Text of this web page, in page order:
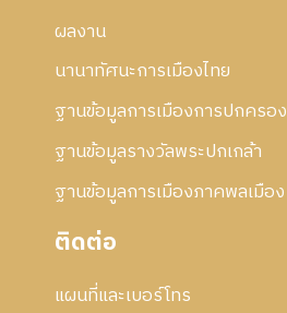
ผลงาน
นานาทัศนะการเมืองไทย
ฐานข้อมูลการเมืองการปกครอง
ฐานข้อมูลรางวัลพระปกเกล้า
ฐานข้อมูลการเมืองภาคพลเมือง
ติดต่อ
แผนที่และเบอร์โทร